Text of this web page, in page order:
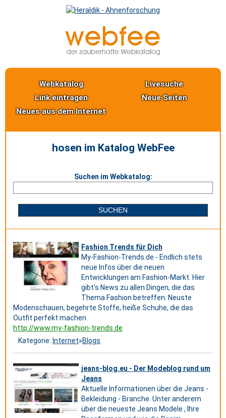
Webkatalog
Livesuche
Link eintragen
Neue Seiten
Neues aus dem Internet
hosen im Katalog WebFee
Suchen im Webkatalog:
Fashion Trends für Dich
My-Fashion-Trends.de - Endlich stets
neue Infos über die neuen
Entwicklungen am Fashion-Markt. Hier
gibt's News zu allen Dingen, die das
Thema Fashion betreffen. Neuste
Modenschauen, begehrte Stoffe, heiße Schuhe, die das
Outfit perfekt machen.
http://www.my-fashion-trends.de
Kategorie: Internet»Blogs
jeans-blog.eu - Der Modeblog rund um
Jeans
Aktuelle Informationen über die Jeans -
Bekleidung - Branche. Unter anderem
über die neueste Jeans Modele , Ihre